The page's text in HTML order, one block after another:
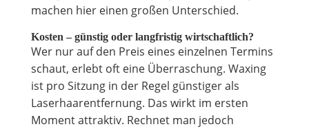
machen hier einen großen Unterschied.
Kosten – günstig oder langfristig wirtschaftlich?
Wer nur auf den Preis eines einzelnen Termins
schaut, erlebt oft eine Überraschung. Waxing
ist pro Sitzung in der Regel günstiger als
Laserhaarentfernung. Das wirkt im ersten
Moment attraktiv. Rechnet man jedoch